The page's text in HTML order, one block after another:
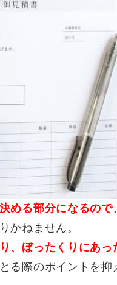
める部分になるので
かねません。
、ぼったくりにあっ
る際のポイントを抑